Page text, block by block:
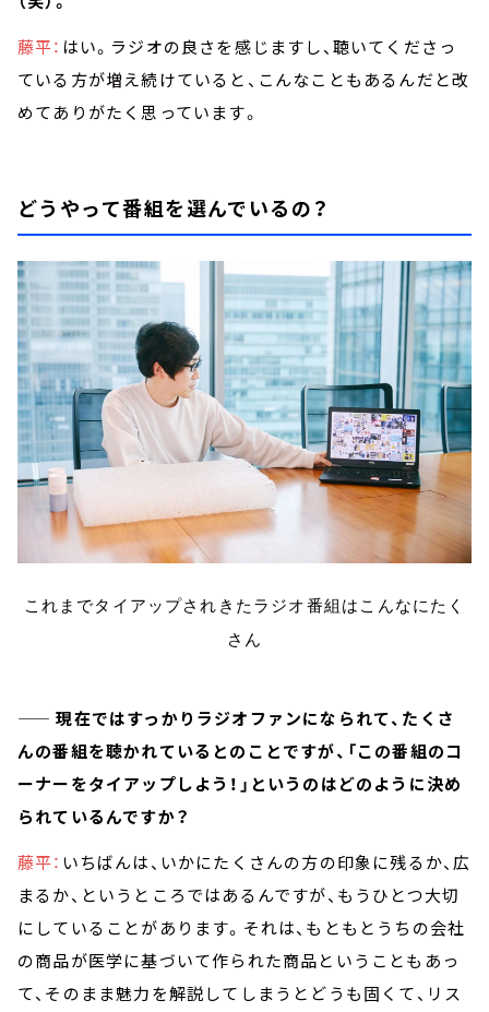
藤平： はい。ラジオの良さを感じますし、聴いてくださっ
ている方が増え続けていると、こんなこともあるんだと改
めてありがたく思っています。
どうやって番組を選んでいるの？
これまでタイアップされきたラジオ番組はこんなにたく
さん
—— 現在ではすっかりラジオファンになられて、たくさ
んの番組を聴かれているとのことですが、「この番組のコ
ーナーをタイアップしよう！」というのはどのように決め
られているんですか？
藤平： いちばんは、いかにたくさんの方の印象に残るか、広
まるか、というところではあるんですが、もうひとつ大切
にしていることがあります。それは、もともとうちの会社
の商品が医学に基づいて作られた商品ということもあっ
て、そのまま魅力を解説してしまうとどうも固くて、リス